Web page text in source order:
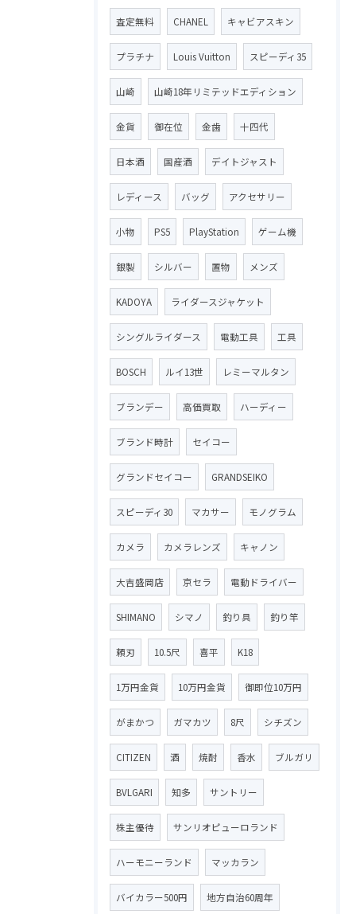
査定無料 CHANEL キャビアスキン
プラチナ Louis Vuitton スピーディ35
山崎 山崎18年リミテッドエディション
金貨 御在位 金歯 十四代
日本酒 国産酒 デイトジャスト
レディース バッグ アクセサリー
小物 PS5 PlayStation ゲーム機
銀製 シルバー 置物 メンズ
KADOYA ライダースジャケット
シングルライダース 電動工具 工具
BOSCH ルイ13世 レミーマルタン
ブランデー 高価買取 ハーディー
ブランド時計 セイコー
グランドセイコー GRANDSEIKO
スピーディ30 マカサー モノグラム
カメラ カメラレンズ キャノン
大吉盛岡店 京セラ 電動ドライバー
SHIMANO シマノ 釣り具 釣り竿
頼刃 10.5尺 喜平 K18
1万円金貨 10万円金貨 御即位10万円
がまかつ ガマカツ 8尺 シチズン
CITIZEN 酒 焼酎 香水 ブルガリ
BVLGARI 知多 サントリー
株主優待 サンリオピューロランド
ハーモニーランド マッカラン
バイカラー500円 地方自治60周年